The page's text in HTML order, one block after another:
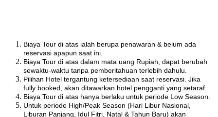
Biaya Tour di atas ialah berupa penawaran & belum ada
reservasi apapun saat ini.
Biaya Tour di atas dalam mata uang Rupiah, dapat berubah
sewaktu-waktu tanpa pemberitahuan terlebih dahulu.
Pilihan Hotel tergantung ketersediaan saat reservasi. Jika
fully booked, akan ditawarkan hotel pengganti yang setaraf.
Biaya Tour di atas hanya berlaku untuk periode Low Season.
Untuk periode High/Peak Season (Hari Libur Nasional,
Liburan Panjang, Idul Fitri, Natal & Tahun Baru) akan